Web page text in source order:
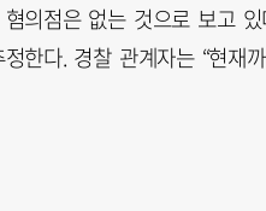
의점은 없는 것으로 보고
한다. 경찰 관계자는 “현